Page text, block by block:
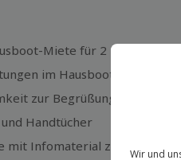
Miete für 2
im Hausboot
zur Begrüßung
Handtücher
mit Infomaterial zu Unterkunft